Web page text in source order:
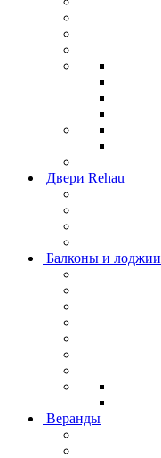
Двери Rehau
Балконы и лоджии
Веранды